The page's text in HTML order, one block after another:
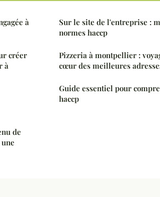
à
créer
à
de
Sur le site de l'entreprise :
normes haccp
Pizzeria à montpellier :
cœur des meilleures
Guide essentiel pour
haccp